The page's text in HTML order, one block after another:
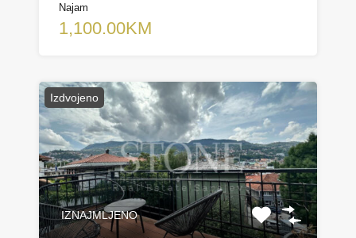
Najam
1,100.00KM
Izdvojeno
IZNAJMLJENO